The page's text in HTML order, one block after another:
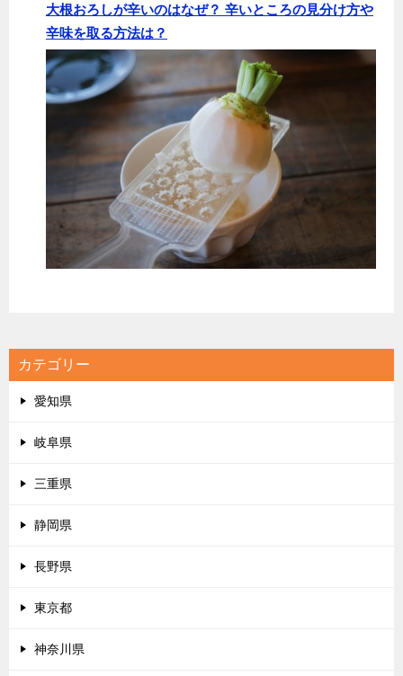
大根おろしが辛いのはなぜ？ 辛いところの見分け方や
辛味を取る方法は？
カテゴリー
愛知県
岐阜県
三重県
静岡県
長野県
東京都
神奈川県